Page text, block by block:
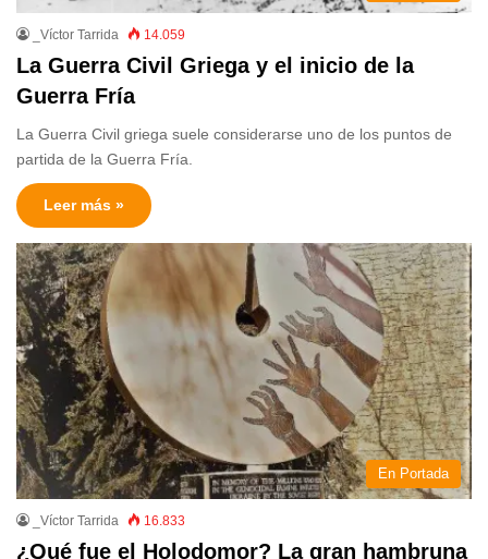
_Víctor Tarrida 14.059
La Guerra Civil Griega y el inicio de la
Guerra Fría
La Guerra Civil griega suele considerarse uno de los puntos de
partida de la Guerra Fría.
Leer más »
En Portada
_Víctor Tarrida 16.833
¿Qué fue el Holodomor? La gran hambruna